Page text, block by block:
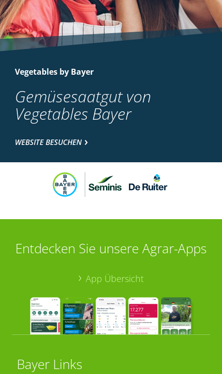
Vegetables by Bayer
Gemüsesaatgut von
Vegetables Bayer
WEBSITE BESUCHEN
Entdecken Sie unsere Agrar-Apps
App Übersicht
Bayer Links